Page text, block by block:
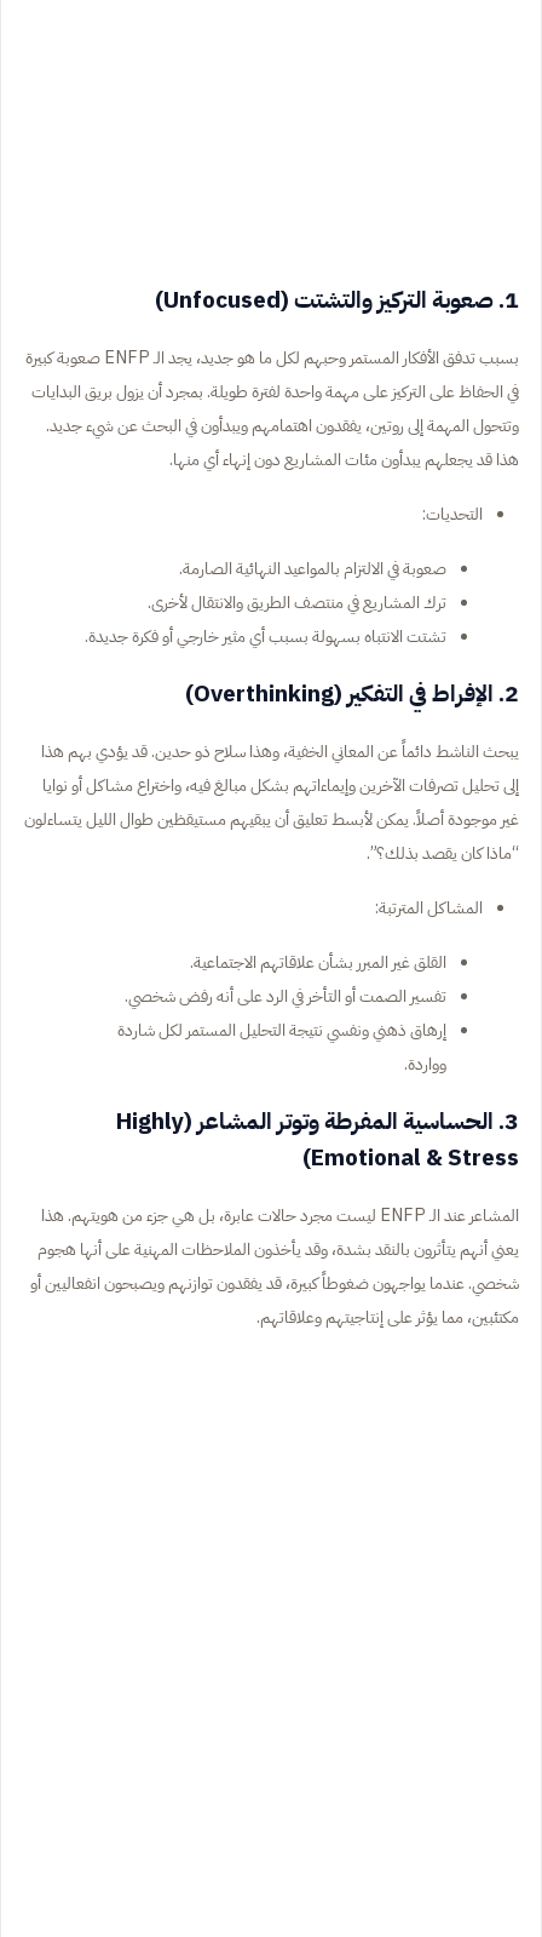
1. صعوبة التركيز والتشتت (Unfocused)
بسبب تدفق الأفكار المستمر وحبهم لكل ما هو جديد، يجد الـ ENFP صعوبة كبيرة
في الحفاظ على التركيز على مهمة واحدة لفترة طويلة. بمجرد أن يزول بريق البدايات
وتتحول المهمة إلى روتين، يفقدون اهتمامهم ويبدأون في البحث عن شيء جديد.
هذا قد يجعلهم يبدأون مئات المشاريع دون إنهاء أي منها.
التحديات:
صعوبة في الالتزام بالمواعيد النهائية الصارمة.
ترك المشاريع في منتصف الطريق والانتقال لأخرى.
تشتت الانتباه بسهولة بسبب أي مثير خارجي أو فكرة جديدة.
2. الإفراط في التفكير (Overthinking)
يبحث الناشط دائماً عن المعاني الخفية، وهذا سلاح ذو حدين. قد يؤدي بهم هذا
إلى تحليل تصرفات الآخرين وإيماءاتهم بشكل مبالغ فيه، واختراع مشاكل أو نوايا
غير موجودة أصلاً. يمكن لأبسط تعليق أن يبقيهم مستيقظين طوال الليل يتساءلون
“ماذا كان يقصد بذلك؟”.
المشاكل المترتبة:
القلق غير المبرر بشأن علاقاتهم الاجتماعية.
تفسير الصمت أو التأخر في الرد على أنه رفض شخصي.
إرهاق ذهني ونفسي نتيجة التحليل المستمر لكل شاردة
وواردة.
3. الحساسية المفرطة وتوتر المشاعر (Highly
Emotional & Stress)
المشاعر عند الـ ENFP ليست مجرد حالات عابرة، بل هي جزء من هويتهم. هذا
يعني أنهم يتأثرون بالنقد بشدة، وقد يأخذون الملاحظات المهنية على أنها هجوم
شخصي. عندما يواجهون ضغوطاً كبيرة، قد يفقدون توازنهم ويصبحون انفعاليين أو
مكتئبين، مما يؤثر على إنتاجيتهم وعلاقاتهم.